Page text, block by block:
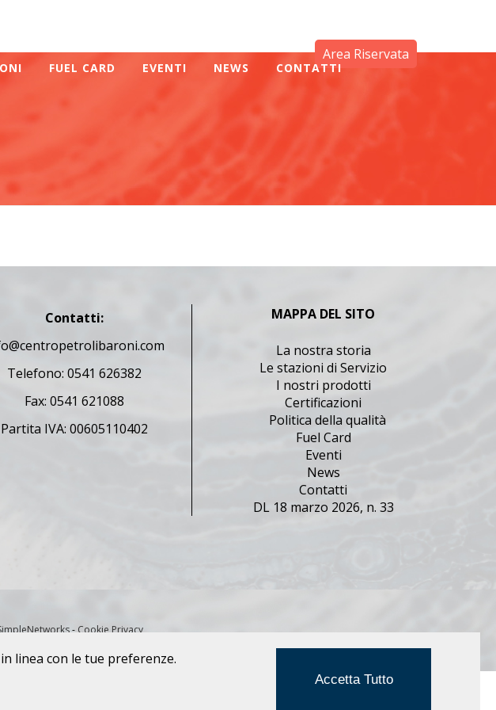
Area Riservata
FUEL CARD EVENTI NEWS CONTATTI
Contatti:
Telefono: 0541 626382
Fax: 0541 621088
Partita IVA: 00605110402
MAPPA DEL SITO
La nostra storia
Le stazioni di Servizio
I nostri prodotti
Certificazioni
Politica della qualità
Fuel Card
Eventi
News
Contatti
DL 18 marzo 2026, n. 33
-CookiePrivacy
linea con le tue preferenze.
Accetta Tutto